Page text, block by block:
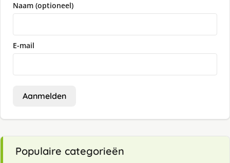
Naam (optioneel)
E-mail
Aanmelden
Populaire categorieën